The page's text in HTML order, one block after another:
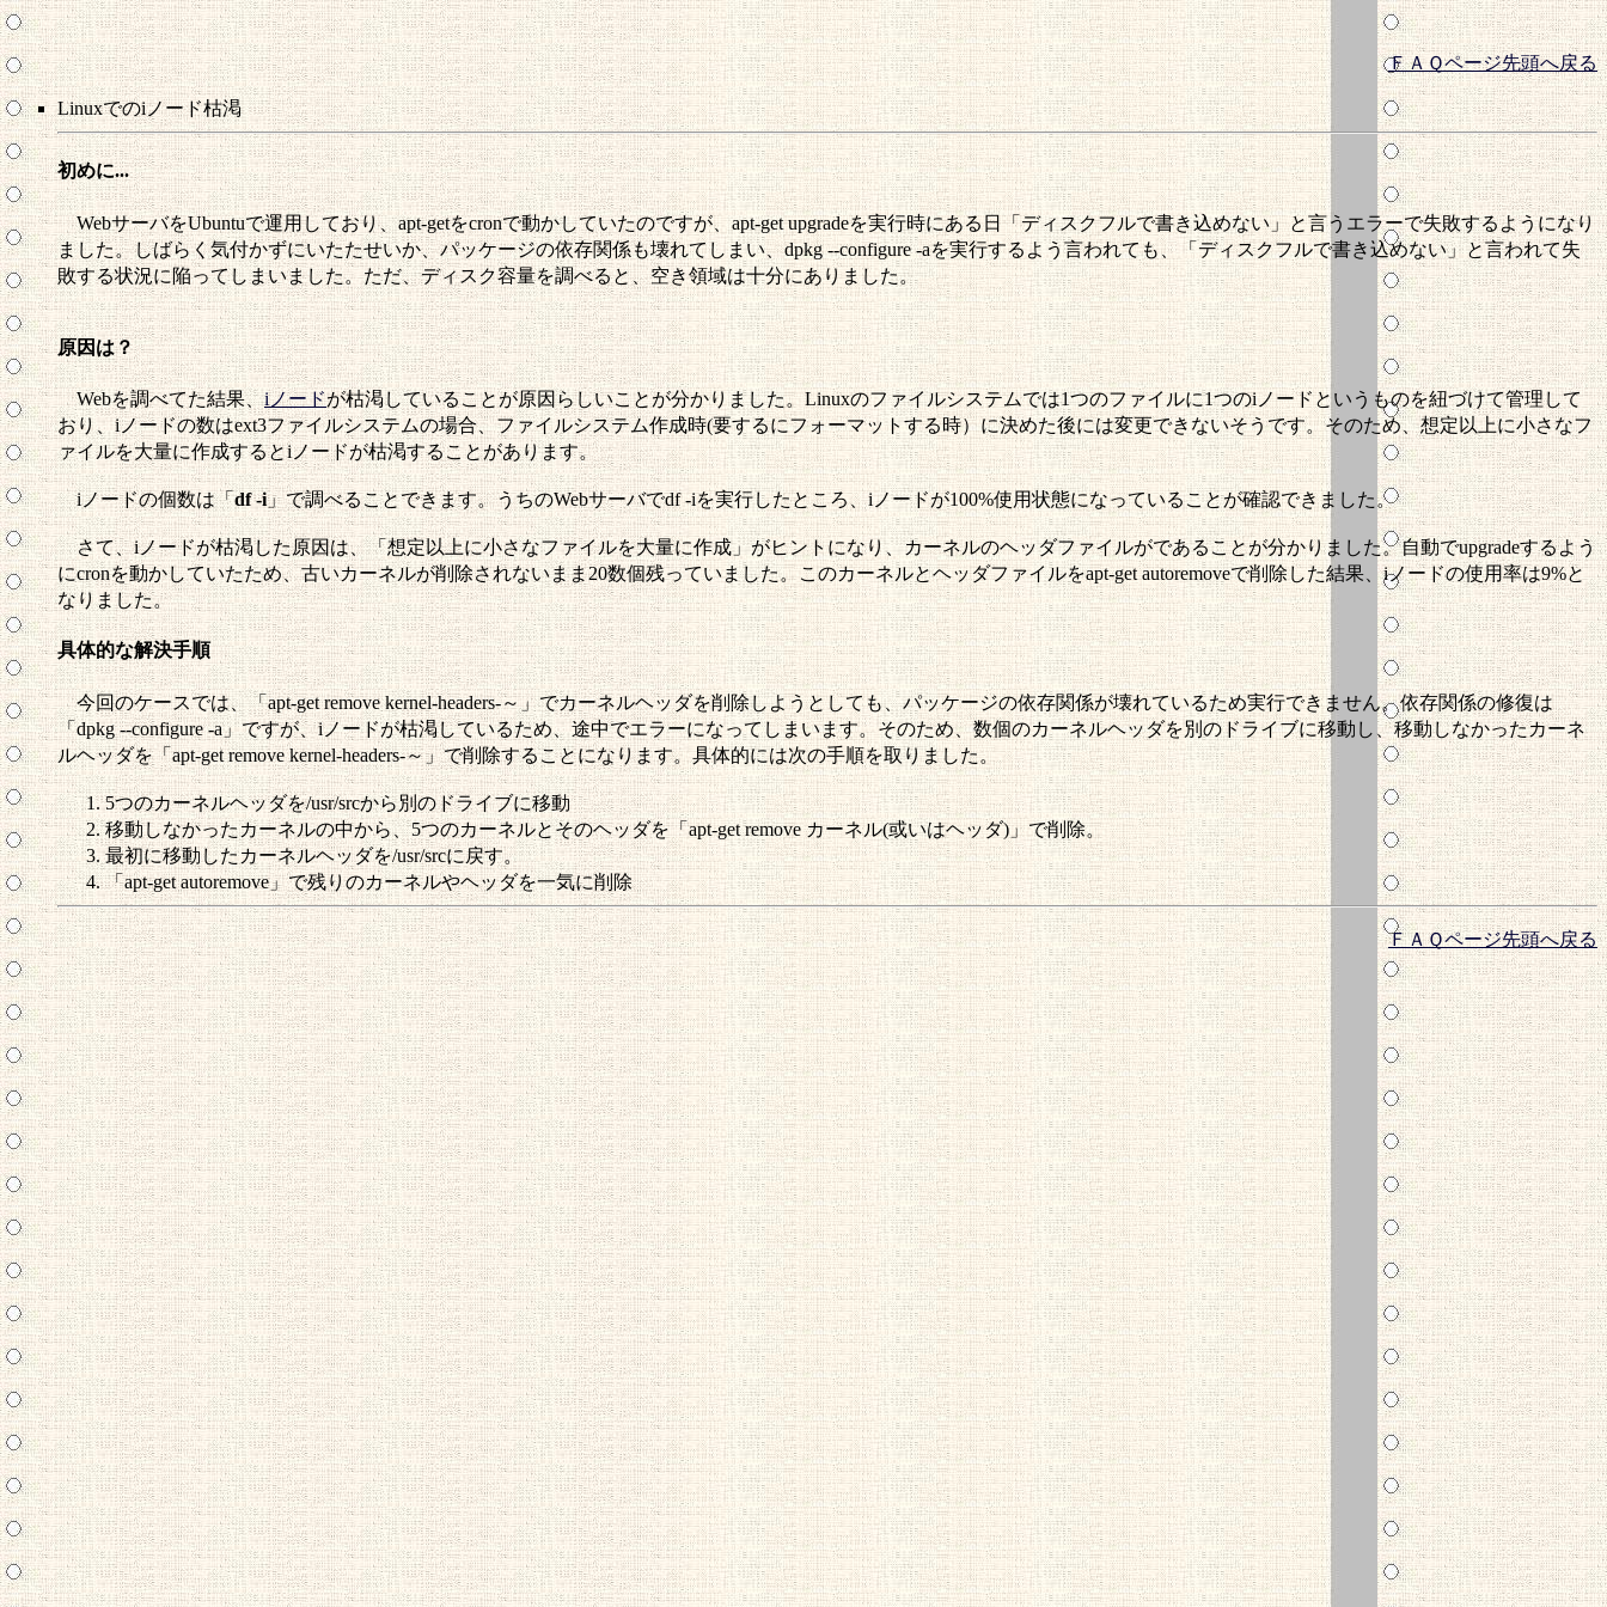
ＦＡＱページ先頭へ戻る
Linuxでのiノード枯渇
初めに...
WebサーバをUbuntuで運用しており、apt-getをcronで動かしていたのですが、apt-get upgradeを実行時にある日「ディスクフルで書き込めない」と言うエラーで失敗するようになり
ました。しばらく気付かずにいたたせいか、パッケージの依存関係も壊れてしまい、dpkg --configure -aを実行するよう言われても、「ディスクフルで書き込めない」と言われて失
敗する状況に陥ってしまいました。ただ、ディスク容量を調べると、空き領域は十分にありました。
原因は？
Webを調べてた結果、iノードが枯渇していることが原因らしいことが分かりました。Linuxのファイルシステムでは1つのファイルに1つのiノードというものを紐づけて管理して
おり、iノードの数はext3ファイルシステムの場合、ファイルシステム作成時(要するにフォーマットする時）に決めた後には変更できないそうです。そのため、想定以上に小さなフ
ァイルを大量に作成するとiノードが枯渇することがあります。
iノードの個数は「df -i」で調べることできます。うちのWebサーバでdf -iを実行したところ、iノードが100%使用状態になっていることが確認できました。
さて、iノードが枯渇した原因は、「想定以上に小さなファイルを大量に作成」がヒントになり、カーネルのヘッダファイルがであることが分かりました。自動でupgradeするよう
にcronを動かしていたため、古いカーネルが削除されないまま20数個残っていました。このカーネルとヘッダファイルをapt-get autoremoveで削除した結果、iノードの使用率は9%と
なりました。
具体的な解決手順
今回のケースでは、「apt-get remove kernel-headers-～」でカーネルヘッダを削除しようとしても、パッケージの依存関係が壊れているため実行できません。依存関係の修復は
「dpkg --configure -a」ですが、iノードが枯渇しているため、途中でエラーになってしまいます。そのため、数個のカーネルヘッダを別のドライブに移動し、移動しなかったカーネ
ルヘッダを「apt-get remove kernel-headers-～」で削除することになります。具体的には次の手順を取りました。
5つのカーネルヘッダを/usr/srcから別のドライブに移動
移動しなかったカーネルの中から、5つのカーネルとそのヘッダを「apt-get remove カーネル(或いはヘッダ)」で削除。
最初に移動したカーネルヘッダを/usr/srcに戻す。
「apt-get autoremove」で残りのカーネルやヘッダを一気に削除
ＦＡＱページ先頭へ戻る